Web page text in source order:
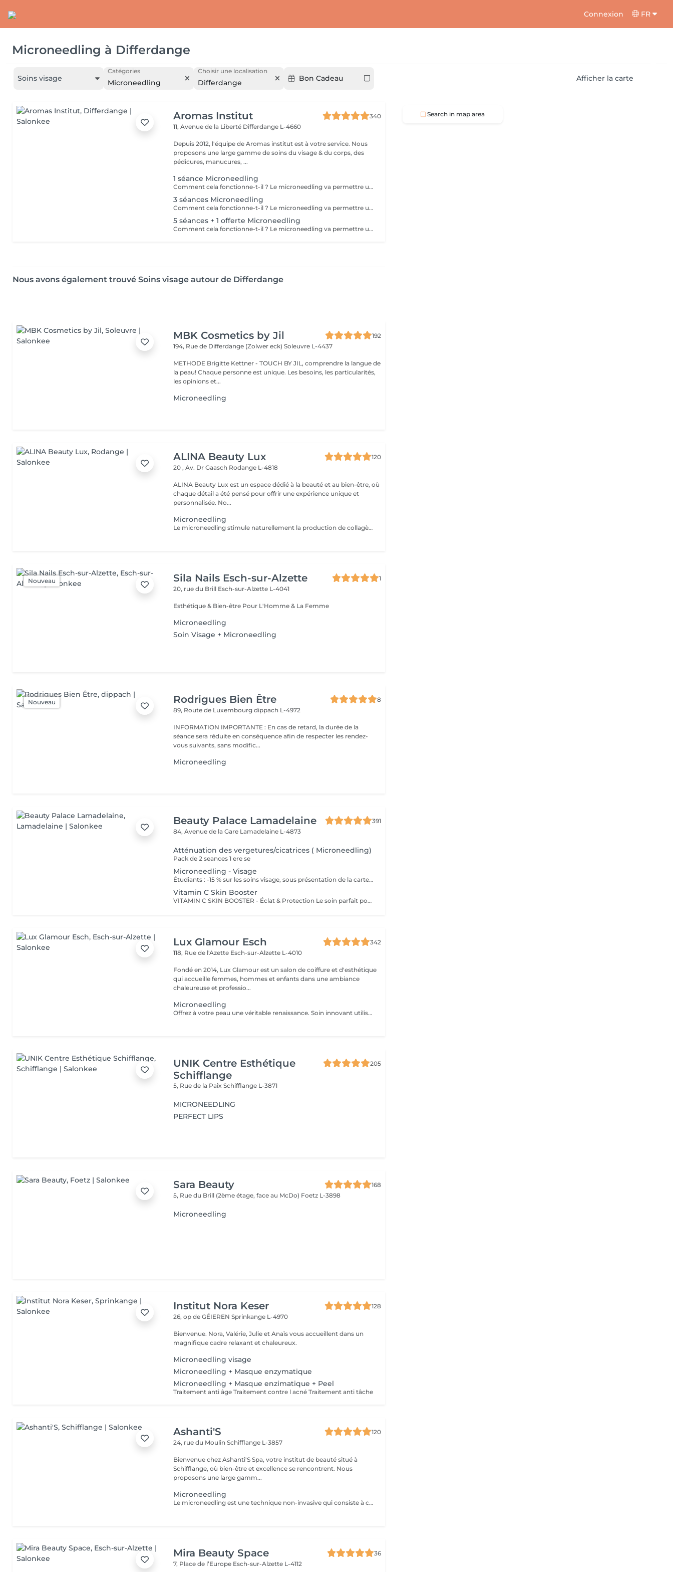
Connexion FR
Microneedling à Differdange
Soins visage
Catégories
Microneedling
Choisir une localisation
Differdange Bon Cadeau Afficher la carte
Aromas Institut
340
11, Avenue de la Liberté Differdange L-4660
Depuis 2012, l'équipe de Aromas institut est à votre service. Nous
proposons une large gamme de soins du visage & du corps, des
pédicures, manucures, ...
1 séance Microneedling
Comment cela fonctionne-t-il ? Le microneedling va permettre une pénétration de principes actifs boosteur dans la peau grâce à des micros aiguilles. Quels résultats ? Une peau lisse, une réduction des pores dilatés, atténuation des rides et ridules. Nous vous prions de bien vouloir respecter votre rendez-vous. En prenant rendez-vous, vous occupez une place, dont une autre personne aurait éventuellement besoin. Tout rendez-vous non annulé 24h en avance, est susceptible d'être facturé. (Si vous ne pouvez pas vous présenter à votre RDV, proposez-le éventuellement à un proche ou à un ami) Toute l'équipe de Aromas Institut vous remercie pour votre respect et votre compréhension.
3 séances Microneedling
Comment cela fonctionne-t-il ? Le microneedling va permettre une pénétration de principes actifs boosteur dans la peau grâce à des micros aiguilles. Quels résultats ? Une peau lisse, une réduction des pores dilatés, atténuation des rides et ridules. Nous vous prions de bien vouloir respecter votre rendez-vous. En prenant rendez-vous, vous occupez une place, dont une autre personne aurait éventuellement besoin. Tout rendez-vous non annulé 24h en avance, est susceptible d'être facturé. (Si vous ne pouvez pas vous présenter à votre RDV, proposez-le éventuellement à un proche ou à un ami) Toute l'équipe de Aromas Institut vous remercie pour votre respect et votre compréhension.
5 séances + 1 offerte Microneedling
Comment cela fonctionne-t-il ? Le microneedling va permettre une pénétration de principes actifs boosteur dans la peau grâce à des micros aiguilles. Quels résultats ? Une peau lisse, une réduction des pores dilatés, atténuation des rides et ridules. Nous vous prions de bien vouloir respecter votre rendez-vous. En prenant rendez-vous, vous occupez une place, dont une autre personne aurait éventuellement besoin. Tout rendez-vous non annulé 24h en avance, est susceptible d'être facturé. (Si vous ne pouvez pas vous présenter à votre RDV, proposez-le éventuellement à un proche ou à un ami) Toute l'équipe de Aromas Institut vous remercie pour votre respect et votre compréhension.
Nous avons également trouvé Soins visage autour de Differdange
MBK Cosmetics by Jil
192
194, Rue de Differdange (Zolwer eck)Soleuvre L-4437
METHODE Brigitte Kettner - TOUCH BY JIL, comprendre la langue de
la peau! Chaque personne est unique. Les besoins, les particularités,
les opinions et...
Microneedling
ALINA Beauty Lux
120
20 , Av. Dr Gaasch Rodange L-4818
ALINA Beauty Lux est un espace dédié à la beauté et au bien-être, où
chaque détail a été pensé pour offrir une expérience unique et
personnalisée. No...
Microneedling
Le microneedling stimule naturellement la production de collagène et d'élastine grâce à de micro-perforations contrôlées de la peau. Ce traitement améliore progressivement la qualité de la peau, sa fermeté et son éclat. Idéal pour : Rides et ridules Cicatrices d'acné Pores dilatés Grain de peau irrégulier Taches pigmentaires Relâchement cutané Vergetures Manque d'éclat Les actifs sont sélectionnés en fonction des besoins de votre peau. Une cure de 3 à 6 séances, espacées de 4 à 6 semaines, est généralement recommandée. À LIRE AVANT VOTRE SÉANCE Évitez toute exposition au soleil, aux UV et aux autobronzants pendant les 2 semaines avant et après le traitement. Informez-nous si vous prenez un traitement médical (Roaccutane®, anticoagulants ou autres traitements pouvant affecter la cicatrisation). Traitement contre-indiqué pendant la grossesse. Merci de nous informer en cas d'herpès actif, d'infection cutanée, de plaie, d'eczéma, de psoriasis ou de toute maladie de peau sur la zone à traiter. Ne pas utiliser de rétinol, d'acides exfoliants ou de peeling chimique 5 à 7 jours avant et après la séance. Venir avec une peau propre, sans maquillage. Appliquer une protection solaire SPF 50 après le traitement. En cas de doute, contactez-nous avant votre rendez-vous.
Nouveau Sila Nails Esch-sur-Alzette
1
20, rue du Brill Esch-sur-Alzette L-4041
Esthétique & Bien-être Pour L'Homme & La Femme
Microneedling
Soin Visage + Microneedling
Nouveau Rodrigues Bien Être
8
89, Route de Luxembourgdippach L-4972
INFORMATION IMPORTANTE : En cas de retard, la durée de la
séance sera réduite en conséquence afin de respecter les rendez-
vous suivants, sans modific...
Microneedling
Beauty Palace Lamadelaine
391
84, Avenue de la Gare Lamadelaine L-4873
Atténuation des vergetures/cicatrices ( Microneedling)
Pack de 2 seances 1 ere se
Microneedling - Visage
Étudiants : -15 % sur les soins visage, sous présentation de la carte d'étudiants VALABLE. Il permet de stimuler la regeneration cellulaire, relancer la production de collagene et d'elastine. Augmentation d'absorbsion du serum specifique choisit pour le traitement , hydratation profonde, lifting etc
Vitamin C Skin Booster
VITAMIN C SKIN BOOSTER - Éclat & Protection Le soin parfait pour une peau lumineuse, uniforme et revitalisée ! La Vitamine C stabilisée est l'un des actifs les plus puissants pour protéger la peau du stress oxydatif et du vieillissement prématuré. Ce soin unique stimule la production naturelle de collagène, offrant un effet repulpant et un teint éclatant de jeunesse. Comment ça fonctionne ? Après un nettoyage en profondeur, nous appliquons un sérum concentré de Vitamine C pure qui pénètre efficacement grâce à sa formulation avancée. Ce puissant antioxydant neutralise les radicaux libres, illumine la peau et prévient l'apparition des rides et taches pigmentaires. Idéal pour : Les peaux ternes, fatiguées ou stressées Un teint irrégulier ou des signes de fatigue Prévenir le vieillissement cutané et les premiers signes de l'âge Résultats : Une peau plus lumineuse et un teint homogène dès la première séance Une sensation de fraîcheur et de vitalité instantanée Une peau protégée et renforcée contre les agressions extérieures Recommandation : À faire en cure de 4 séances pour un effet prolongé ou en soin coup d'éclat avant un événement spécial.
Lux Glamour Esch
342
118, Rue de l'Azette Esch-sur-Alzette L-4010
Fondé en 2014, Lux Glamour est un salon de coiffure et d'esthétique
qui accueille femmes, hommes et enfants dans une ambiance
chaleureuse et professio...
Microneedling
Offrez à votre peau une véritable renaissance. Soin innovant utilisant de fines micro-aiguilles pour stimuler le collagène et le renouvellement de la peau. Il améliore la texture, ravive l'éclat du teint et aide à corriger les imperfections pour une peau visiblement plus belle et revitalisée.
UNIK Centre Esthétique
Schifflange
205
5, Rue de la PaixSchifflange L-3871
MICRONEEDLING
PERFECT LIPS
Sara Beauty
168
5, Rue du Brill (2ème étage, face au McDo) Foetz L-3898
Microneedling
Institut Nora Keser
128
26, op de GÉIERENSprinkange L-4970
Bienvenue. Nora, Valérie, Julie et Anaïs vous accueillent dans un
magnifique cadre relaxant et chaleureux.
Microneedling visage
Microneedling + Masque enzymatique
Microneedling + Masque enzimatique + Peel
Traitement anti âge Traitement contre l acné Traitement anti tâche
Ashanti'S
120
24, rue du MoulinSchifflange L-3857
Bienvenue chez Ashanti'S Spa, votre institut de beauté situé à
Schifflange, où bien-être et excellence se rencontrent. Nous
proposons une large gamm...
Microneedling
Le microneedling est une technique non-invasive qui consiste à créer des micro-perforations sur la peau à l'aide d'une pièce à main équipée de micro-aiguilles. A chaque passage, celles-ci stimulent l'épiderme et agissent sur la circulation sanguine. La production d'élastine, de fibroblastes et de collagène, responsables de l'élasticité et de la fermeté de la peau, est relancée, ce qui densifie le derme et booste sa qualité.
Mira Beauty Space
36
7, Place de l’Europe Esch-sur-Alzette L-4112
Search in map area